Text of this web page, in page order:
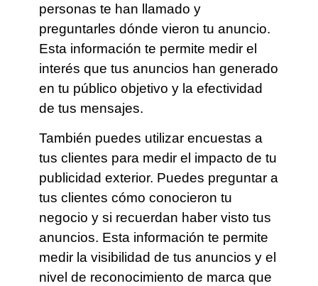
personas te han llamado y
preguntarles dónde vieron tu anuncio.
Esta información te permite medir el
interés que tus anuncios han generado
en tu público objetivo y la efectividad
de tus mensajes.
También puedes utilizar encuestas a
tus clientes para medir el impacto de tu
publicidad exterior. Puedes preguntar a
tus clientes cómo conocieron tu
negocio y si recuerdan haber visto tus
anuncios. Esta información te permite
medir la visibilidad de tus anuncios y el
nivel de reconocimiento de marca que